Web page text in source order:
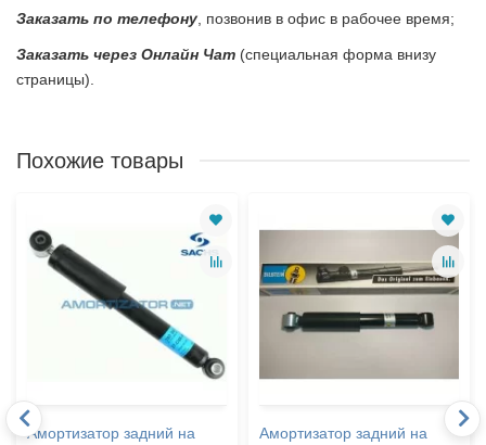
Заказать по телефону , позвонив в офис в рабочее время;
Заказать через Онлайн Чат (специальная форма внизу
страницы).
Похожие товары
Амортизатор задний на
Амортизатор задний на